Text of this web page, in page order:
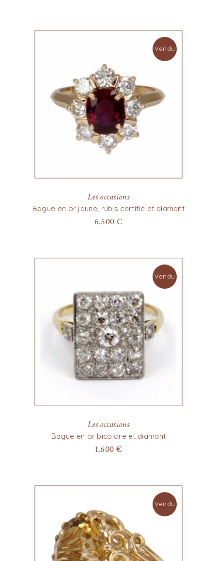
Vendu
Les occasions
Bague en or jaune, rubis certifié et diamant
6.500 €
Vendu
Les occasions
Bague en or bicolore et diamant
1.600 €
Vendu